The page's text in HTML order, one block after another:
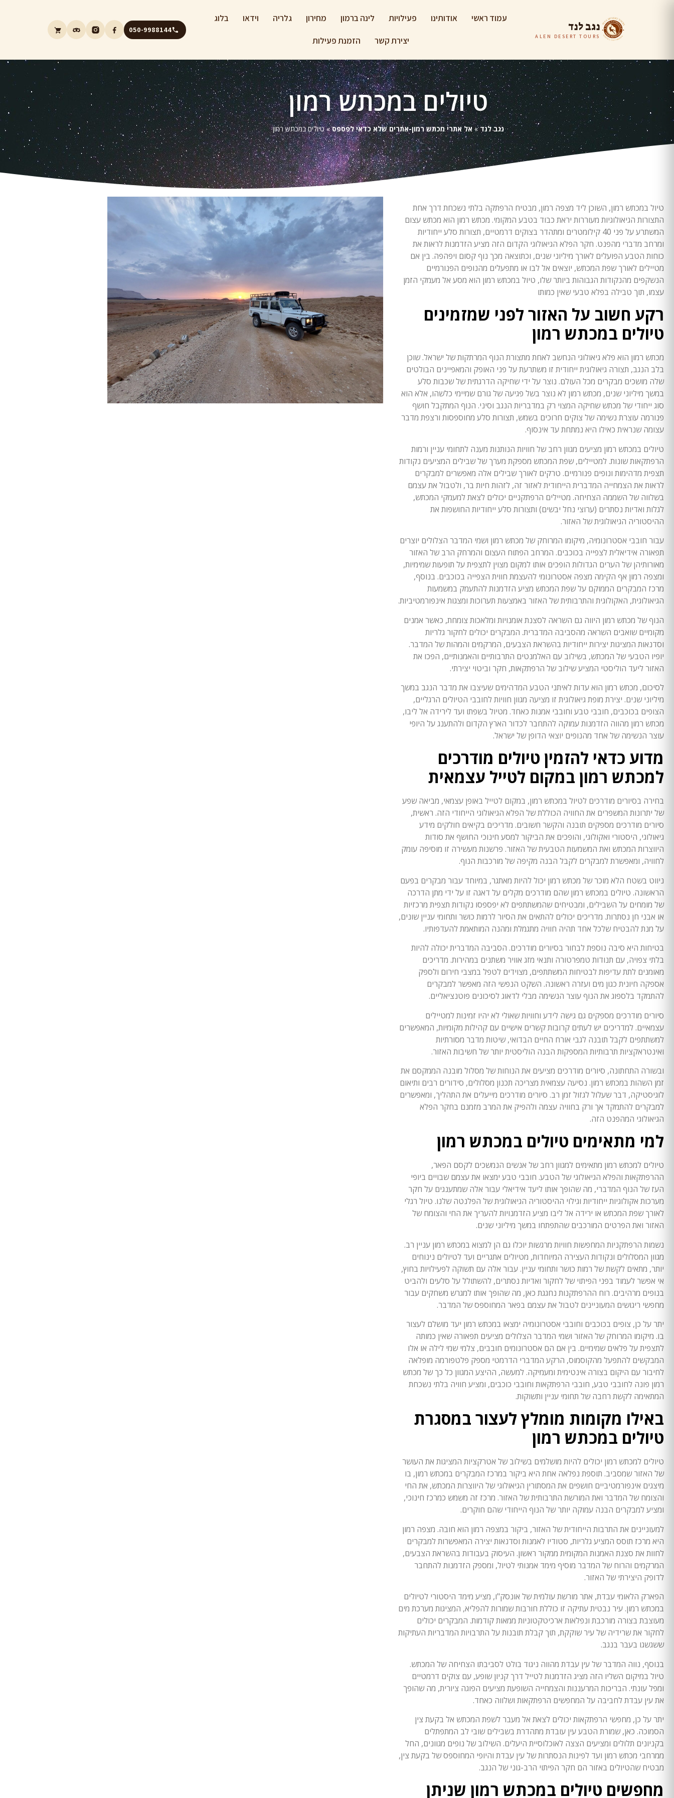
נגב לנד
ALEN DESERT TOURS
עמוד ראשי אודותינו פעילויות לינה ברמון מחירון גלריה וידאו בלוג
יצירת קשר הזמנת פעילות
050-9988144
טיולים במכתש רמון
נגב לנד»אל אתרי מכתש רמון-אתרים שלא כדאי לפספס»טיולים במכתש רמון
טיול במכתש רמון, השוכן ליד מצפה רמון, מבטיח הרפתקה בלתי נשכחת דרך אחת
התצורות הגיאולוגיות מעוררות יראת כבוד בטבע המקומי. מכתש רמון הוא מכתש עצום
המשתרע על פני 40 קילומטרים ומתהדר בצוקים דרמטיים, תצורות סלע ייחודיות
ומרחב מדברי מהפנט. חקר הפלא הגיאולוגי הקדום הזה מציע הזדמנות לראות את
כוחות הטבע הפועלים לאורך מיליוני שנים, וכתוצאה מכך נוף קסום ויפהפה. בין אם
מטיילים לאורך שפת המכתש, יוצאים אל לבו או מתפעלים מהנופים הפנורמיים
הנשקפים מהנקודות הגבוהות ביותר שלו, טיול במכתש רמון הוא מסע אל מעמקי הזמן
עצמו, תוך טבילה בפלא טבעי שאין כמותו
רקע חשוב על האזור לפני שמזמינים
טיולים במכתש רמון
מכתש רמון הוא פלא גיאולוגי הנחשב לאחת מתצורת הנוף המרתקות של ישראל. שוכן
בלב הנגב, תצורה גיאולוגית ייחודית זו משתרעת על פני האופק והמאפיינים הבולטים
שלה מושכים מבקרים מכל העולם. נוצר על ידי שחיקה הדרגתית של שכבות סלע
במשך מיליוני שנים, מכתש רמון לא נוצר בשל פגיעה של גורם שמיימי כלשהו, אלא הוא
סוג ייחודי של מכתש שחיקה המצוי רק במדבריות הנגב וסיני. הנוף המתקבל חושף
פנורמה עוצרת נשימה של צוקים חרוכים בשמש, תצורות סלע מחוספסות ורצפת מדבר
עצומה שנראית כאילו היא נמתחת עד אינסוף.
טיולים במכתש רמון מציעים מגוון רחב של חוויות הנותנות מענה לתחומי עניין ורמות
הרפתקאות שונות. למטיילים, שפת המכתש מספקת מערך של שבילים המציעים נקודות
תצפית מדהימות ונופים פנורמיים. טרקים לאורך שבילים אלה מאפשרים למבקרים
לראות את הצמחייה המדברית הייחודית לאזור זה, לזהות חיות בר, ולטבול את עצמם
בשלווה של השממה הצחיחה. מטיילים הרפתקניים יכולים לצאת למעמקי המכתש,
לגלות ואדיות נסתרים (ערוצי נחל יבשים) ותצורות סלע ייחודיות החושפות את
ההיסטוריה הגיאולוגית של האזור.
עבור חובבי אסטרונומיה, מיקומו המרוחק של מכתש רמון ושמי המדבר הצלולים יוצרים
תפאורה אידיאלית לצפייה בכוכבים. המרחב הפתוח העצום והמרחק הרב של האזור
מאורותיהן של הערים הגדולות הופכים אותו למקום מצוין לתצפית על תופעות שמימיות,
ומצפה רמון אף הקימה מצפה אסטרונומי להעצמת חווית הצפייה בכוכבים. בנוסף,
מרכז המבקרים הממוקם על שפת המכתש מציע הזדמנות להתעמק במשמעות
הגיאולוגית, האקולוגית והתרבותית של האזור באמצעות תערוכות ומצגות אינפורמטיביות.
הנוף של מכתש רמון היווה גם השראה לסצנת אומנויות ומלאכות צומחת, כאשר אמנים
מקומיים שואבים השראה מהסביבה המדברית. המבקרים יכולים לחקור גלריות
וסדנאות המציגות יצירות ייחודיות בהשראת הצבעים, המרקמים והמהות של המדבר.
יופיו הטבעי של המכתש, בשילוב עם האלמנטים התרבותיים והאמנותיים, הפכו את
האזור ליעד הוליסטי המציע שילוב של הרפתקאות, חקר וביטוי יצירתי.
לסיכום, מכתש רמון הוא עדות לאיתני הטבע המדהימים שעיצבו את מדבר הנגב במשך
מיליוני שנים. יצירת מופת גיאולוגית זו מציעה מגוון חוויות לחובבי הטיולים הרגליים,
הצופים בכוכבים, חובבי טבע וחובבי אמנות כאחד. מטיול בשפתו ועד לירידה אל ליבו,
מכתש רמון מהווה הזדמנות עמוקה להתחבר לכדור הארץ הקדום ולהתענג על היופי
עוצר הנשימה של אחד מהנופים יוצאי הדופן של ישראל.
מדוע כדאי להזמין טיולים מודרכים
למכתש רמון במקום לטייל עצמאית
בחירה בסיורים מודרכים לטיול במכתש רמון, במקום לטייל באופן עצמאי, מביאה שפע
של יתרונות המשפרים את החוויה הכוללת של הפלא הגיאולוגי הייחודי הזה. ראשית,
סיורים מודרכים מספקים תובנה והקשר חשובים. מדריכים בקיאים חולקים מידע
גיאולוגי, היסטורי ואקולוגי, והופכים את הביקור למסע חינוכי החושף את סודות
היווצרות המכתש ואת המשמעות הטבעית של האזור. פרשנות מעשירה זו מוסיפה עומק
לחוויה, ומאפשרת למבקרים לקבל הבנה מקיפה של מורכבות הנוף.
ניווט בשטח הלא מוכר של מכתש רמון יכול להיות מאתגר, במיוחד עבור מבקרים בפעם
הראשונה. טיולים במכתש רמון שהם מודרכים מקלים על דאגה זו על ידי מתן הדרכה
של מומחים על השבילים, ומבטיחים שהמשתתפים לא יפספסו נקודות תצפית מרכזיות
או אבני חן נסתרות. מדריכים יכולים להתאים את הסיור לרמות כושר ותחומי עניין שונים,
על מנת להבטיח שלכל אחד תהיה חוויה מתגמלת ומהנה המותאמת להעדפותיו.
בטיחות היא סיבה נוספת לבחור בסיורים מודרכים. הסביבה המדברית יכולה להיות
בלתי צפויה, עם תנודות טמפרטורה ותנאי מזג אוויר משתנים במהירות. מדריכים
מאומנים לתת עדיפות לבטיחות המשתתפים, מצוידים לטפל במצבי חירום ולספק
אספקה חיונית כגון מים ועזרה ראשונה. השקט הנפשי הזה מאפשר למבקרים
להתמקד בלספוג את הנוף עוצר הנשימה מבלי לדאוג לסיכונים פוטנציאליים.
סיורים מודרכים מספקים גם גישה לידע וחוויות שאולי לא יהיו זמינות למטיילים
עצמאיים. למדריכים יש לעתים קרובות קשרים אישיים עם קהילות מקומיות, המאפשרים
למשתתפים לקבל תובנה לגבי אורח החיים הבדואי, שיטות מדבר מסורתיות
ואינטראקציות תרבותיות המספקות הבנה הוליסטית יותר של חשיבות האזור.
ובשורה התחתונה, סיורים מודרכים מציעים את הנוחות של מסלול מובנה הממקסם את
זמן השהות במכתש רמון. נסיעה עצמאית מצריכה תכנון מסלולים, סידורים רבים ותיאום
לוגיסטיקה, דבר שעלול לגזול זמן רב. סיורים מודרכים מייעלים את התהליך, ומאפשרים
למבקרים להתמקד אך ורק בחוויה עצמה ולהפיק את המרב מזמנם בחקר הפלא
הגיאולוגי המהפנט הזה.
למי מתאימים טיולים במכתש רמון
טיולים למכתש רמון מתאימים למגוון רחב של אנשים הנמשכים לקסם הפאר,
ההרפתקאות והפלא הגיאולוגי של הטבע. חובבי טבע ימצאו את עצמם שבויים ביופי
העז של הנוף המדברי, מה שהופך אותו ליעד אידיאלי עבור אלה שמתענגים על חקר
מערכות אקולוגיות ייחודיות וגילוי ההיסטוריה הגיאולוגית של הפלנטה שלנו. טיול רגלי
לאורך שפת המכתש או ירידה אל ליבו מציע הזדמנויות להעריך את החי והצומח של
האזור ואת הפרטים המורכבים שהתפתחו במשך מיליוני שנים.
נשמות הרפתקניות המחפשות חוויות מרגשות יוכלו גם הן למצוא במכתש רמון עניין רב.
מגוון המסלולים ונקודות העצירה המיוחדות, מטיולים אתגריים ועד לטיולים נינוחים
יותר, מתאים לקשת של רמות כושר ותחומי עניין. עבור אלה עם תשוקה לפעילויות בחוץ,
אי אפשר לעמוד בפני הפיתוי של לחקור ואדיות נסתרים, להשתולל על סלעים ולהביט
בנופים מרהיבים. רוח ההרפתקנות נחגגת כאן, מה שהופך אותו למגרש משחקים עבור
מחפשי ריגושים המעוניינים לטבול את עצמם בפאר המחוספס של המדבר.
יתר על כן, צופים בכוכבים וחובבי אסטרונומיה ימצאו במכתש רמון יעד מושלם לעצור
בו. מיקומו המרוחק של האזור ושמי המדבר הצלולים מציעים תפאורה שאין כמותה
לתצפית על פלאים שמימיים. בין אם הם אסטרונומים חובבים, צלמי שמי לילה או אלו
המבקשים להתפעל מהקוסמוס, הרקע המדברי הדרמטי מספק פלטפורמה מופלאה
לחיבור עם היקום בצורה אינטימית ומעמיקה. למעשה, ההיצע המגוון כל כך של מכתש
רמון פונה לחובבי טבע, חובבי הרפתקאות וחובבי כוכבים, ומציע חוויה בלתי נשכחת
המתאימה לקשת רחבה של תחומי עניין ותשוקות.
באילו מקומות מומלץ לעצור במסגרת
טיולים במכתש רמון
טיולים למכתש רמון יכולים להיות מושלמים בשילוב של אטרקציות המציגות את העושר
של האזור שמסביב. תוספת נפלאה אחת היא ביקור במרכז המבקרים במכתש רמון, בו
מיצגים אינפורמטיביים חושפים את המסתורין הגיאולוגי של היווצרות המכתש, את החי
והצומח של המדבר ואת המורשת התרבותית של האזור. מרכז זה משמש כמרכז חינוכי,
ומציע למבקרים הבנה עמוקה יותר של הנוף הייחודי שהם חוקרים.
למעוניינים את התרבות הייחודית של האזור, ביקור במצפה רמון הוא חובה. מצפה רמון
היא מרכז תוסס המציע גלריות, סטודיו לאמנות וסדנאות יצירה המאפשרות למבקרים
לחוות את סצנת האמנות המקומית ממקור ראשון. העיסוק בעבודות בהשראת הצבעים,
המרקמים והרוח של המדבר מוסיף מימד אמנותי לטיול, ומספק הזדמנות להתחבר
לדופק היצירתי של האזור.
הפארק הלאומי עבדת, אתר מורשת עולמית של אונסק"ו, מציע מימד היסטורי לטיולים
במכתש רמון. עיר נבטית עתיקה זו כוללת חורבות שמורות להפליא, המציגות מערכת מים
מעוצבת בצורה מורכבת ונפלאות ארכיטקטוניות ממאות קודמות. המבקרים יכולים
לחקור את שרידיה של עיר שוקקת, תוך קבלת תובנות על התרבויות המדבריות העתיקות
ששגשגו בעבר בנגב.
בנוסף, נווה המדבר של עין עבדת מהווה ניגוד בולט לסביבתו הצחיחה של המכתש.
טיול במיקום השליו הזה מציג הזדמנות לטייל דרך קניון שופע, עם צוקים דרמטיים
ומפל עונתי. הבריכות המרעננות והצמחייה השופעת מציעים הפוגה ציורית, מה שהופך
את עין עבדת לחביבה על המחפשים הרפתקאות ושלווה כאחד.
יתר על כן, מחפשי הרפתקאות יכולים לצאת אל מעבר לשפת המכתש אל בקעת צין
הסמוכה. כאן, שמורת הטבע עין עובדת מתהדרת בשבילים שובי לב המתפתלים
בקניונים תלולים ומציעים הצצה לאוכלוסיית היעלים. השילוב של נופים מגוונים, החל
ממרחבי מכתש רמון ועד לפינות הנסתרות של עין עבדת והיופי המחוספס של בקעת צין,
מבטיח שהטיולים באזור הם חקר הפיתוי הרב-גוני של הנגב.
מחפשים טיולים במכתש רמון שניתן